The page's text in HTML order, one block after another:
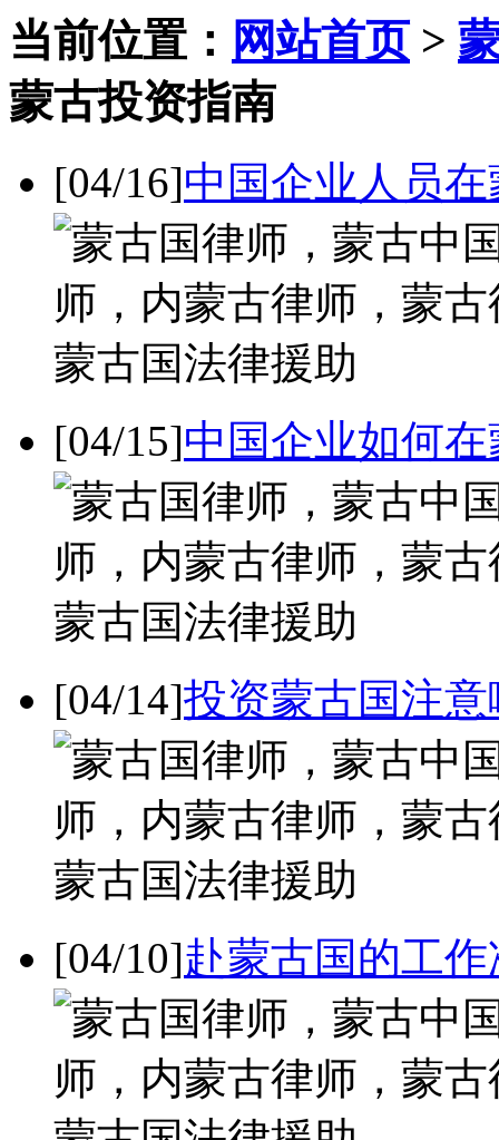
当前位置： 网站首页>
蒙古投资指南
[04/16]中国企业人员
[04/15]中国企业如何
[04/14]投资蒙古国注意
[04/10]赴蒙古国的工